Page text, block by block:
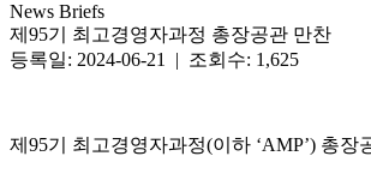
News Briefs
제95기 최고경영자과정 총장공관 만찬
등록일: 2024-06-21 | 조회수: 1,625
제95기 최고경영자과정(이하 ‘AMP’) 총